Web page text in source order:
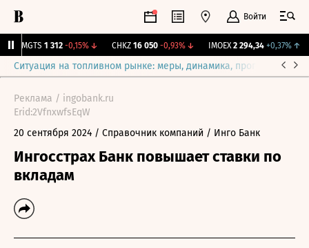
Войти
MGTS 1 312 -0,15%↓ CHKZ 16 050 -0,93%↓ IMOEX 2 294,34 +0,37%↑
Ситуация на топливном рынке: меры, динамика, прогнозы
Реклама / ingobank.ru
Erid:2VfnxwfsEqW
20 сентября 2024 / Справочник компаний / Инго Банк
Ингосстрах Банк повышает ставки по
вкладам